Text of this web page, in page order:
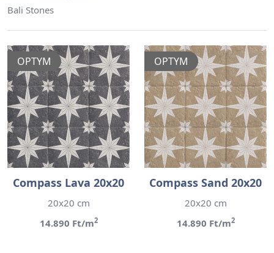
Bali Stones
OPTYM
Compass Lava 20x20
20x20 cm
14.890 Ft/m2
OPTYM
Compass Sand 20x20
20x20 cm
14.890 Ft/m2